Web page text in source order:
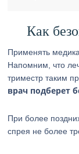
Как
Применять
Напомним, что
триместр таким
врач подберет
При более
спрея не более